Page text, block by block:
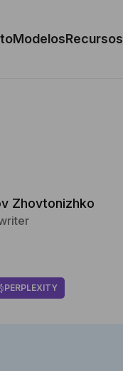
ModelosRecursos
Zhovtonizhko
PERPLEXITY